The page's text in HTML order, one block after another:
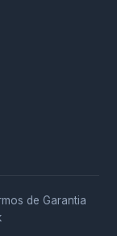
de Garantia